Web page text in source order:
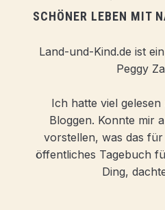
SCHÖNER LEBEN MIT
Land-und-Kind.de ist
Peggy
Ich hatte viel
Bloggen. Konnte mir
vorstellen, was das
öffentliches Tagebuch
Ding,